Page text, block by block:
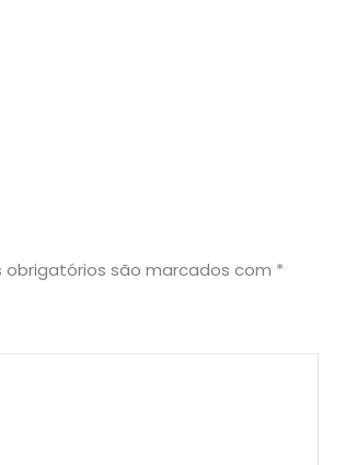
obrigatórios são marcados com *